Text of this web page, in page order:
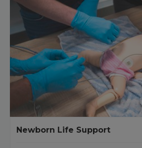
Newborn Life Support